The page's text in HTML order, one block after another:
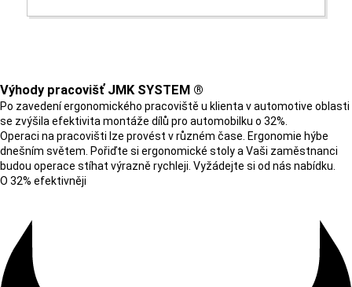
Výhody pracovišť JMK SYSTEM ®
Po zavedení ergonomického pracoviště u klienta v automotive oblasti
se zvýšila efektivita montáže dílů pro automobilku o 32%.
Operaci na pracovišti lze provést v různém čase. Ergonomie hýbe
dnešním světem. Pořiďte si ergonomické stoly a Vaši zaměstnanci
budou operace stíhat výrazně rychleji. Vyžádejte si od nás nabídku.
O 32% efektivněji